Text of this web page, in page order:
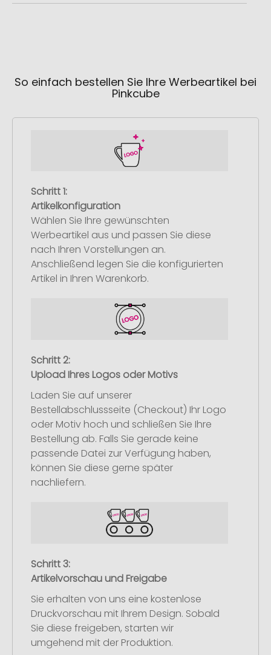
So einfach bestellen Sie Ihre Werbeartikel bei
Pinkcube
Schritt 1:
Artikelkonfiguration
Wählen Sie Ihre gewünschten
Werbeartikel aus und passen Sie diese
nach Ihren Vorstellungen an.
Anschließend legen Sie die konfigurierten
Artikel in Ihren Warenkorb.
Schritt 2:
Upload Ihres Logos oder Motivs
Laden Sie auf unserer
Bestellabschlussseite (Checkout) Ihr Logo
oder Motiv hoch und schließen Sie Ihre
Bestellung ab. Falls Sie gerade keine
passende Datei zur Verfügung haben,
können Sie diese gerne später
nachliefern.
Schritt 3:
Artikelvorschau und Freigabe
Sie erhalten von uns eine kostenlose
Druckvorschau mit Ihrem Design. Sobald
Sie diese freigeben, starten wir
umgehend mit der Produktion.